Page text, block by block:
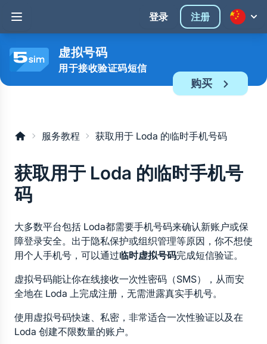
登录 注册
虚拟号码
用于接收验证码短信
购买
服务教程 获取用于 Loda 的临时手机号码
获取用于 Loda 的临时手机号
码
大多数平台包括 Loda都需要手机号码来确认新账户或保
障登录安全。出于隐私保护或组织管理等原因，你不想使
用个人手机号，可以通过临时虚拟号码完成短信验证。
虚拟号码能让你在线接收一次性密码（SMS），从而安
全地在 Loda 上完成注册，无需泄露真实手机号。
使用虚拟号码快速、私密，非常适合一次性验证以及在
Loda 创建不限数量的账户。